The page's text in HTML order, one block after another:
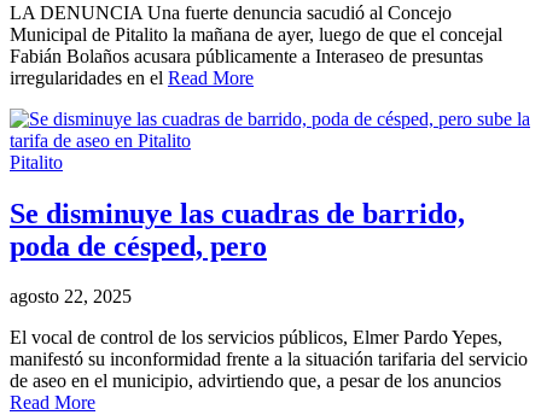
LA DENUNCIA Una fuerte denuncia sacudió al Concejo
Municipal de Pitalito la mañana de ayer, luego de que el concejal
Fabián Bolaños acusara públicamente a Interaseo de presuntas
irregularidades en el Read More
Pitalito
Se disminuye las cuadras de barrido,
poda de césped, pero
agosto 22, 2025
El vocal de control de los servicios públicos, Elmer Pardo Yepes,
manifestó su inconformidad frente a la situación tarifaria del servicio
de aseo en el municipio, advirtiendo que, a pesar de los anuncios
Read More